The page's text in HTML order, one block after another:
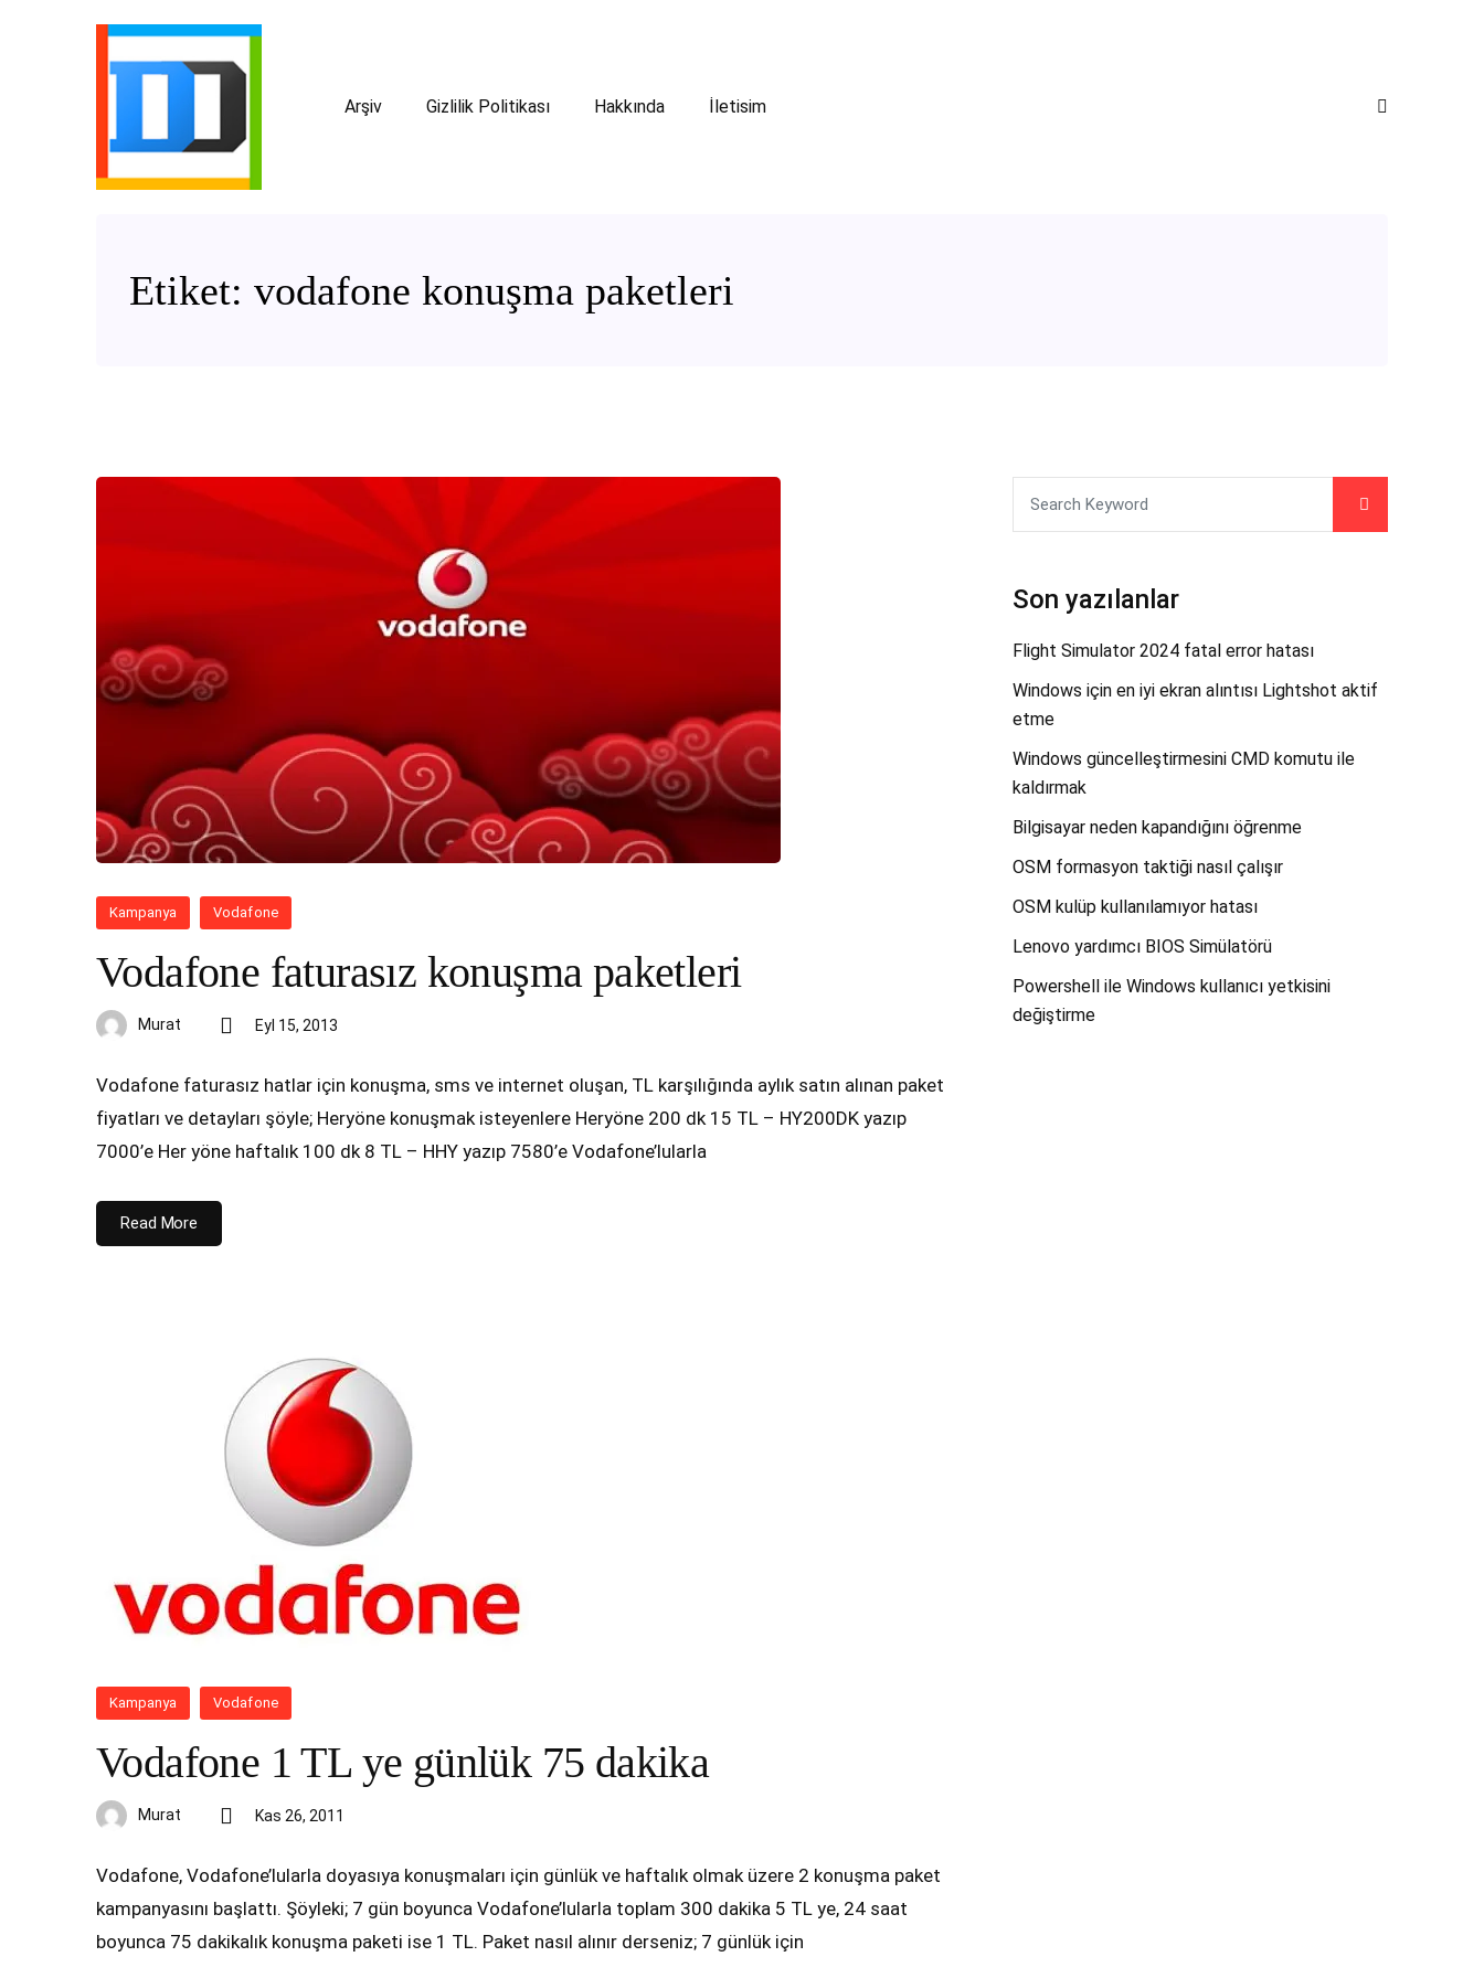
Arşiv Gizlilik Politikası Hakkında İletisim
Etiket: vodafone konuşma paketleri
Kampanya Vodafone
Vodafone faturasız konuşma paketleri
Murat Eyl 15, 2013
Vodafone faturasız hatlar için konuşma, sms ve internet oluşan, TL karşılığında aylık satın alınan paket
fiyatları ve detayları şöyle; Heryöne konuşmak isteyenlere Heryöne 200 dk 15 TL – HY200DK yazıp
7000’e Her yöne haftalık 100 dk 8 TL – HHY yazıp 7580’e Vodafone’lularla
Read More
Kampanya Vodafone
Vodafone 1 TL ye günlük 75 dakika
Murat Kas 26, 2011
Vodafone, Vodafone’lularla doyasıya konuşmaları için günlük ve haftalık olmak üzere 2 konuşma paket
kampanyasını başlattı. Şöyleki; 7 gün boyunca Vodafone’lularla toplam 300 dakika 5 TL ye, 24 saat
boyunca 75 dakikalık konuşma paketi ise 1 TL. Paket nasıl alınır derseniz; 7 günlük için
Son yazılanlar
Flight Simulator 2024 fatal error hatası
Windows için en iyi ekran alıntısı Lightshot aktif
etme
Windows güncelleştirmesini CMD komutu ile
kaldırmak
Bilgisayar neden kapandığını öğrenme
OSM formasyon taktiği nasıl çalışır
OSM kulüp kullanılamıyor hatası
Lenovo yardımcı BIOS Simülatörü
Powershell ile Windows kullanıcı yetkisini
değiştirme